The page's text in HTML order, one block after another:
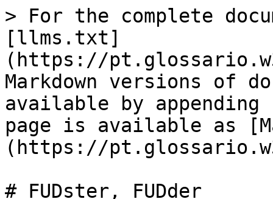
> For the complete
[llms.txt]
(https://
Markdown versions of
available by
page is available as
(https://
# FUDster, FUDder